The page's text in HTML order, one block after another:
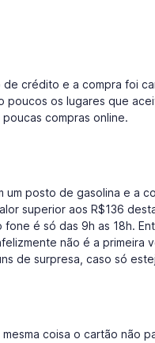
de crédito e a compra foi
poucos os lugares que
compras online.
posto de gasolina e a
superior aos R$136
é só das 9h as 18h.
não é a primeira
de surpresa, caso só
coisa o cartão não